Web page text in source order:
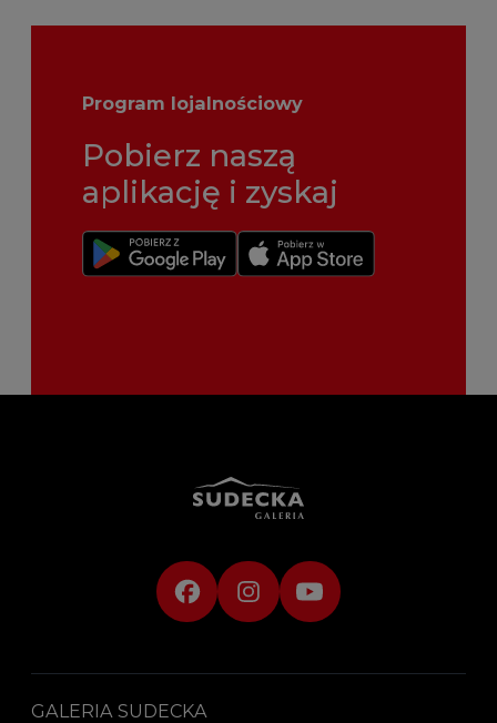
Program lojalnościowy
Pobierz naszą
aplikację i zyskaj
GALERIA SUDECKA